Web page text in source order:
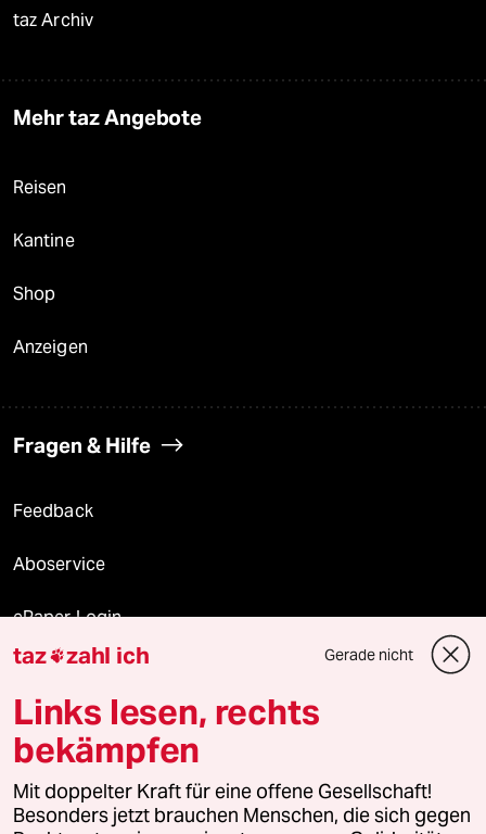
taz Archiv
Mehr taz Angebote
Reisen
Kantine
Shop
Anzeigen
Fragen & Hilfe
Feedback
Aboservice
ePaper Login
Downloads für Abonnierende
© 2026 taz Verlags und Vertriebs GmbH
Alle Rechte vorbehalten. Bei rechtlichen Fragen oder für Genehmigungen
wenden Sie sich bitte an
lizenzen@taz.de
taz zahl ich Gerade nicht
Links lesen, rechts
bekämpfen
Mit doppelter Kraft für eine offene Gesellschaft!
Besonders jetzt brauchen Menschen, die sich gegen